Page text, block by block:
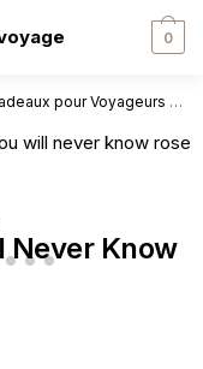
0
pour Voyageurs
Never Know